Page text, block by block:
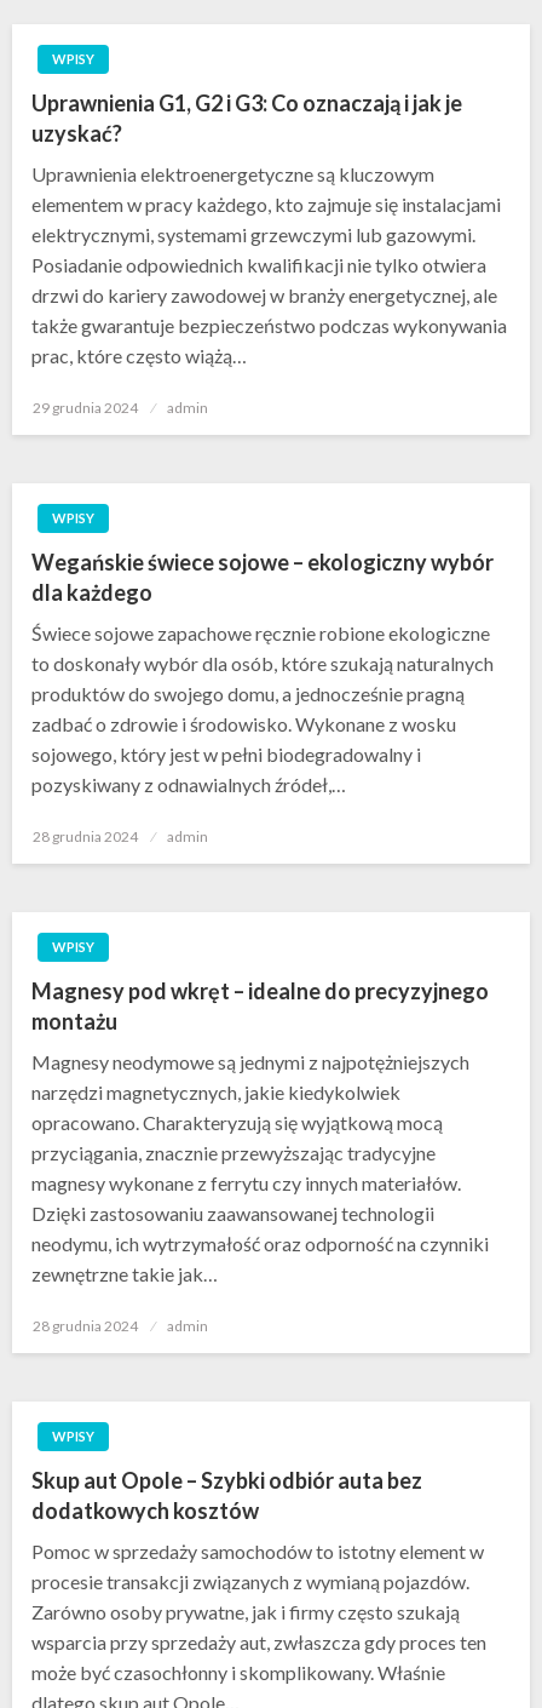
WPISY
Uprawnienia G1, G2 i G3: Co oznaczają i jak je
uzyskać?
Uprawnienia elektroenergetyczne są kluczowym
elementem w pracy każdego, kto zajmuje się instalacjami
elektrycznymi, systemami grzewczymi lub gazowymi.
Posiadanie odpowiednich kwalifikacji nie tylko otwiera
drzwi do kariery zawodowej w branży energetycznej, ale
także gwarantuje bezpieczeństwo podczas wykonywania
prac, które często wiążą…
Opublikowane
29 grudnia 2024 admin
WPISY
Wegańskie świece sojowe – ekologiczny wybór
dla każdego
Świece sojowe zapachowe ręcznie robione ekologiczne
to doskonały wybór dla osób, które szukają naturalnych
produktów do swojego domu, a jednocześnie pragną
zadbać o zdrowie i środowisko. Wykonane z wosku
sojowego, który jest w pełni biodegradowalny i
pozyskiwany z odnawialnych źródeł,…
Opublikowane
28 grudnia 2024 admin
WPISY
Magnesy pod wkręt – idealne do precyzyjnego
montażu
Magnesy neodymowe są jednymi z najpotężniejszych
narzędzi magnetycznych, jakie kiedykolwiek
opracowano. Charakteryzują się wyjątkową mocą
przyciągania, znacznie przewyższając tradycyjne
magnesy wykonane z ferrytu czy innych materiałów.
Dzięki zastosowaniu zaawansowanej technologii
neodymu, ich wytrzymałość oraz odporność na czynniki
zewnętrzne takie jak…
Opublikowane
28 grudnia 2024 admin
WPISY
Skup aut Opole – Szybki odbiór auta bez
dodatkowych kosztów
Pomoc w sprzedaży samochodów to istotny element w
procesie transakcji związanych z wymianą pojazdów.
Zarówno osoby prywatne, jak i firmy często szukają
wsparcia przy sprzedaży aut, zwłaszcza gdy proces ten
może być czasochłonny i skomplikowany. Właśnie
dlatego skup aut Opole…